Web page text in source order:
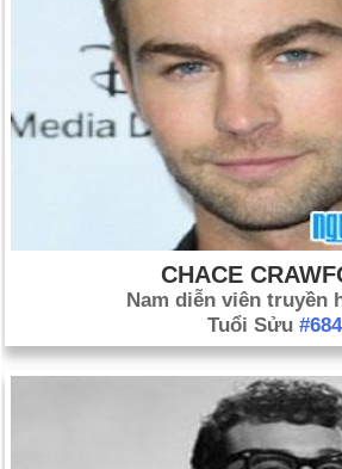
CHACE
Nam diễn viên truyền
Tuổi Sửu #684